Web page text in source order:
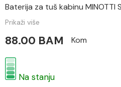
Baterija za tuš kabinu MINOTTI
Prikaži više
88.00 BAM Kom
Na stanju